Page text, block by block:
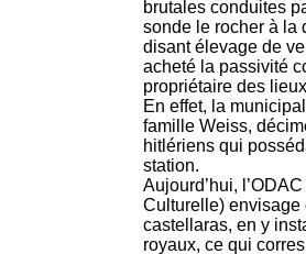
brutales conduites
sonde le rocher à la
disant élevage de
acheté la passivité
propriétaire des
En effet, la
famille Weiss,
hitlériens qui
station.
Aujourd’hui,
Culturelle) envisage
castellaras, en y
royaux, ce qui